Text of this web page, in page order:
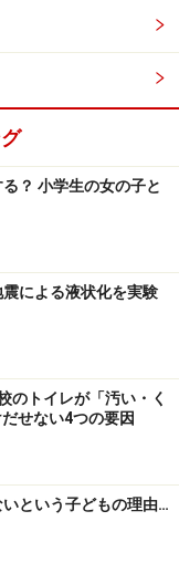
標に向かって本
きた“赤白に分か
、よいきっかけと
年生の取り組みが
技は全校で実施
表現活動に加え、
、クラスや学年
れをクリアでき
。そしてなんと運
ア。大盛況だっ
いた子に笑顔がみ
？ 小学生の女の子と
による液状化を実験
のトイレが「汚い・く
せない4つの要因
という子どもの理由…